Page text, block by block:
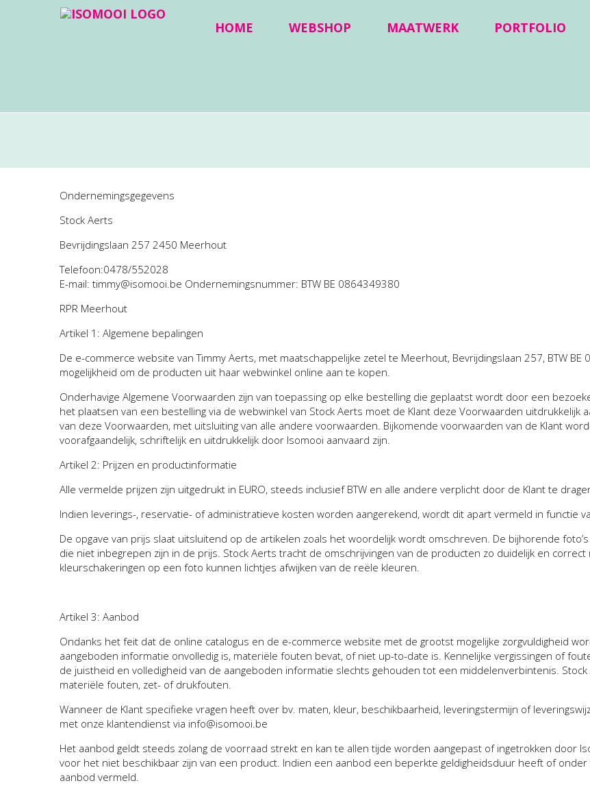
HOME WEBSHOP MAATWERK PORTFOLIO
Ondernemingsgegevens
Stock Aerts
Bevrijdingslaan 257 2450 Meerhout
Telefoon:0478/552028
E-mail: timmy@isomooi.be Ondernemingsnummer: BTW BE 0864349380
RPR Meerhout
Artikel 1: Algemene bepalingen
De e-commerce website van Timmy Aerts, met maatschappelijke zetel te Meerhout, Bevrijdingslaan 257, BTW
mogelijkheid om de producten uit haar webwinkel online aan te kopen.
Onderhavige Algemene Voorwaarden zijn van toepassing op elke bestelling die geplaatst wordt door een
het plaatsen van een bestelling via de webwinkel van Stock Aerts moet de Klant deze Voorwaarden
van deze Voorwaarden, met uitsluiting van alle andere voorwaarden. Bijkomende voorwaarden van de Klant
voorafgaandelijk, schriftelijk en uitdrukkelijk door Isomooi aanvaard zijn.
Artikel 2: Prijzen en productinformatie
Alle vermelde prijzen zijn uitgedrukt in EURO, steeds inclusief BTW en alle andere verplicht door de Klant te
Indien leverings-, reservatie- of administratieve kosten worden aangerekend, wordt dit apart vermeld in functie
De opgave van prijs slaat uitsluitend op de artikelen zoals het woordelijk wordt omschreven. De bijhorende
die niet inbegrepen zijn in de prijs. Stock Aerts tracht de omschrijvingen van de producten zo duidelijk en
kleurschakeringen op een foto kunnen lichtjes afwijken van de reële kleuren.
Artikel 3: Aanbod
Ondanks het feit dat de online catalogus en de e-commerce website met de grootst mogelijke zorgvuldigheid
aangeboden informatie onvolledig is, materiële fouten bevat, of niet up-to-date is. Kennelijke vergissingen of
de juistheid en volledigheid van de aangeboden informatie slechts gehouden tot een middelenverbintenis.
materiële fouten, zet- of drukfouten.
Wanneer de Klant specifieke vragen heeft over bv. maten, kleur, beschikbaarheid, leveringstermijn of
met onze klantendienst via info@isomooi.be
Het aanbod geldt steeds zolang de voorraad strekt en kan te allen tijde worden aangepast of ingetrokken door
voor het niet beschikbaar zijn van een product. Indien een aanbod een beperkte geldigheidsduur heeft of
aanbod vermeld.